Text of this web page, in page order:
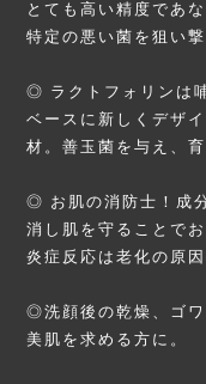
とても高い精度であ
特定の悪い菌を狙い撃
◎ ラクトフォリンは
ベースに新しくデザ
材。善玉菌を与え、育
◎ お肌の消防士！成
消し肌を守ることで
炎症反応は老化の原
◎洗顔後の乾燥、ゴワ
美肌を求める方に。